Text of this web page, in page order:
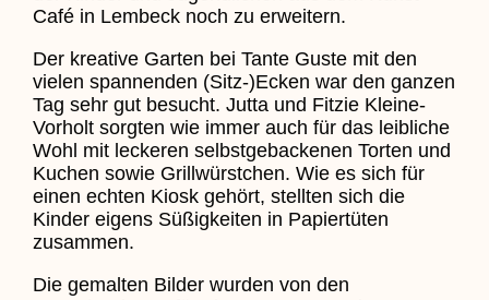
Café in Lembeck noch zu erweitern.
Der kreative Garten bei Tante Guste mit den
vielen spannenden (Sitz-)Ecken war den ganzen
Tag sehr gut besucht. Jutta und Fitzie Kleine-
Vorholt sorgten wie immer auch für das leibliche
Wohl mit leckeren selbstgebackenen Torten und
Kuchen sowie Grillwürstchen. Wie es sich für
einen echten Kiosk gehört, stellten sich die
Kinder eigens Süßigkeiten in Papiertüten
zusammen.
Die gemalten Bilder wurden von den